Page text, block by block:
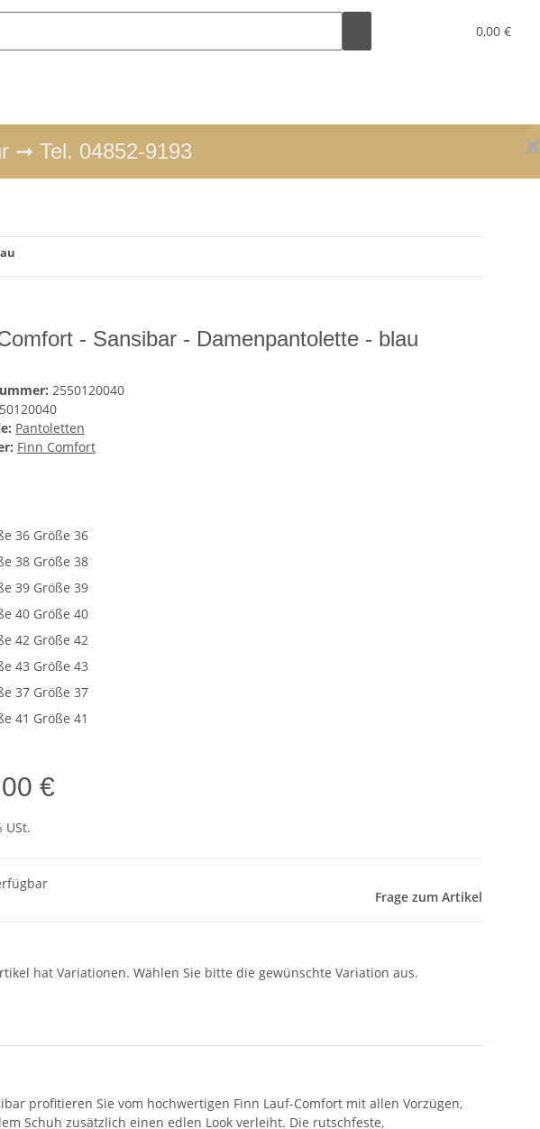
0,00 €
x
➞ Tel. 04852-9193
- Sansibar - Damenpantolette - blau
2550120040
Pantoletten
Finn Comfort
36 Größe 36
38 Größe 38
39 Größe 39
40 Größe 40
42 Größe 42
43 Größe 43
37 Größe 37
41 Größe 41
€
USt.
Frage zum Artikel
hat Variationen. Wählen Sie bitte die gewünschte Variation aus.
profitieren Sie vom hochwertigen Finn Lauf-Comfort mit allen Vorzügen,
Schuh zusätzlich einen edlen Look verleiht. Die rutschfeste,